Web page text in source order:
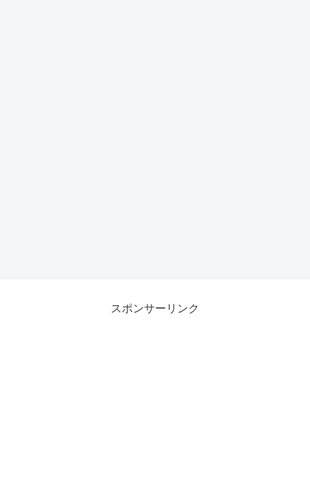
スポンサーリンク